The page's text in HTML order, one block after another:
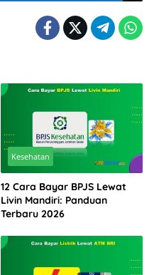
Kesehatan
12 Cara Bayar BPJS Lewat
Livin Mandiri: Panduan
Terbaru 2026